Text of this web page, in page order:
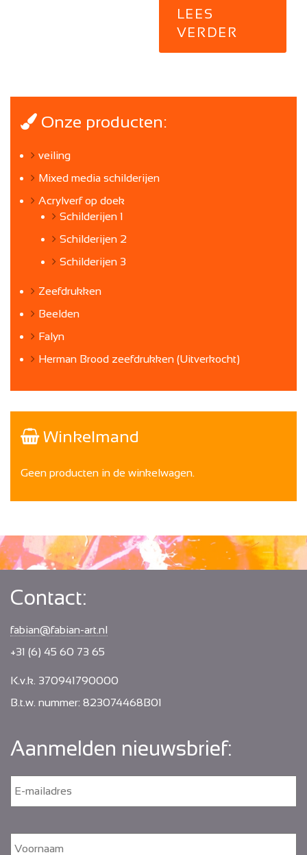
LEES
VERDER
Onze producten:
veiling
Mixed media schilderijen
Acrylverf op doek
Schilderijen 1
Schilderijen 2
Schilderijen 3
Zeefdrukken
Beelden
Falyn
Herman Brood zeefdrukken (Uitverkocht)
Winkelmand
Geen producten in de winkelwagen.
Contact:
fabian@fabian-art.nl
+31 (6) 45 60 73 65
K.v.k. 370941790000
B.t.w. nummer: 823074468B01
Aanmelden nieuwsbrief:
E
N
a